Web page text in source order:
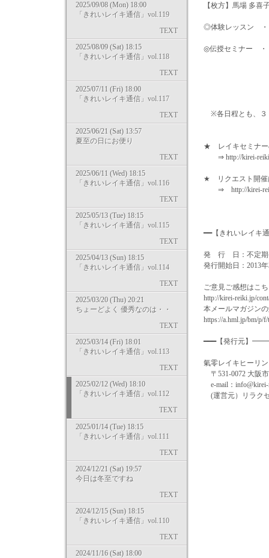
2025/09/08 (Mon) 18:00
「きれいレイキ通信」vol.119
TEXT
2025/08/09 (Sat) 18:15
「きれいレイキ通信」vol.118
TEXT
2025/07/11 (Fri) 18:00
「きれいレイキ通信」vol.117
TEXT
2025/06/21 (Sat) 13:57
夏至の日にお便り
TEXT
2025/06/11 (Wed) 18:15
「きれいレイキ通信」vol.116
TEXT
2025/05/13 (Tue) 18:15
「きれいレイキ通信」vol.115
TEXT
2025/04/13 (Sun) 18:15
「きれいレイキ通信」vol.114
TEXT
2025/03/20 (Thu) 20:21
ちょーどよく 優秀なのは・・
TEXT
2025/03/14 (Fri) 18:01
「きれいレイキ通信」vol.113
TEXT
2025/02/12 (Wed) 18:10
「きれいレイキ通信」vol.112
TEXT
2025/01/14 (Tue) 18:15
「きれいレイキ通信」vol.111
TEXT
2024/12/21 (Sat) 19:57
今日は冬至ですね
TEXT
2024/12/15 (Sun) 18:15
「きれいレイキ通信」vol.110
TEXT
2024/11/16 (Sat) 18:00
【枚方】馬場 多喜
◎体験レッスン ・
◎伝授セミナー ・
※各日程とも、３
★ レイキセミナー
⇒ http://kirei-
★ リクエスト開
⇒ http://kirei-
━━【きれいレ
発 行 日：不定期
発行開始日：2013
ご意見ご感想はこ
http://kirei-reiki.jp/
本メールマガジン
https://a.hml.jp/bm/p/
━━━【発行元
氣零レイキヒーリ
〒531-0072 大阪
e-mail：info@kirei-
(運営元）リラク